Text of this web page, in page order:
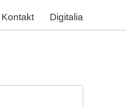
Kontakt Digitalia